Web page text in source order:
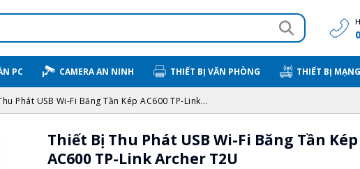
PC CAMERA AN NINH THIẾT BỊ VĂN PHÒNG THIẾT BỊ MẠNG
Phát USB Wi-Fi Băng Tần Kép AC600 TP-Link...
Thiết Bị Thu Phát USB Wi-Fi Băng Tần Kép
AC600 TP-Link Archer T2U